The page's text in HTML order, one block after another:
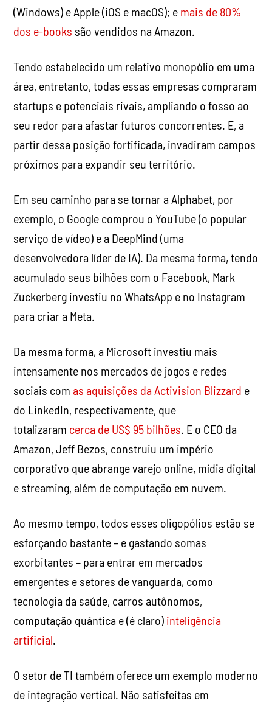
(Windows) e Apple (iOS e macOS); e mais de 80%
dos e-books são vendidos na Amazon.
Tendo estabelecido um relativo monopólio em uma
área, entretanto, todas essas empresas compraram
startups e potenciais rivais, ampliando o fosso ao
seu redor para afastar futuros concorrentes. E, a
partir dessa posição fortificada, invadiram campos
próximos para expandir seu território.
Em seu caminho para se tornar a Alphabet, por
exemplo, o Google comprou o YouTube (o popular
serviço de vídeo) e a DeepMind (uma
desenvolvedora líder de IA). Da mesma forma, tendo
acumulado seus bilhões com o Facebook, Mark
Zuckerberg investiu no WhatsApp e no Instagram
para criar a Meta.
Da mesma forma, a Microsoft investiu mais
intensamente nos mercados de jogos e redes
sociais com as aquisições da Activision Blizzard e
do LinkedIn, respectivamente, que
totalizaram cerca de US$ 95 bilhões. E o CEO da
Amazon, Jeff Bezos, construiu um império
corporativo que abrange varejo online, mídia digital
e streaming, além de computação em nuvem.
Ao mesmo tempo, todos esses oligopólios estão se
esforçando bastante – e gastando somas
exorbitantes – para entrar em mercados
emergentes e setores de vanguarda, como
tecnologia da saúde, carros autônomos,
computação quântica e (é claro) inteligência
artificial.
O setor de TI também oferece um exemplo moderno
de integração vertical. Não satisfeitas em